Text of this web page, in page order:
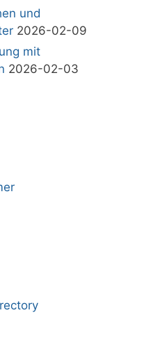
und
2026-02-09
mit
2026-02-03